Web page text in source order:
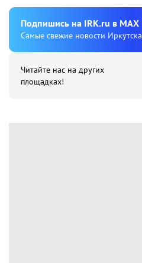
Подпишиcь на IRK.ru в MAX
Cамые свежие новости Иркутска
Читайте нас на других
площадках!